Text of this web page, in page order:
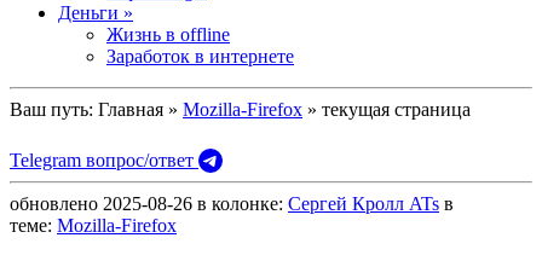
Деньги »
Жизнь в offline
Заработок в интернете
Ваш путь: Главная » Mozilla-Firefox » текущая страница
Telegram вопрос/ответ
обновлено 2025-08-26 в колонке: Сергей Кролл ATs в
теме: Mozilla-Firefox